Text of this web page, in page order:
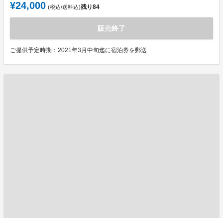
¥24,000 (税込/送料込)残り84
販売終了
ご提供予定時期：2021年3月中旬迄に宿泊券を郵送